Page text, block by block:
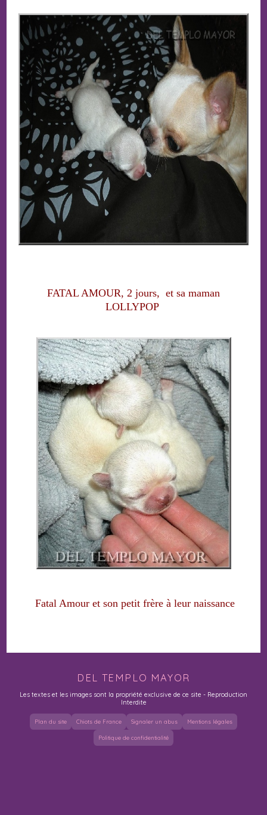
FATAL AMOUR, 2 jours, et sa maman
LOLLYPOP
Fatal Amour et son petit frère à leur naissance
DEL TEMPLO MAYOR
Les textes et les images sont la propriété exclusive de ce site - Reproduction
Interdite
Plan du site Chiots de France Signaler un abus Mentions légales
Politique de confidentialité